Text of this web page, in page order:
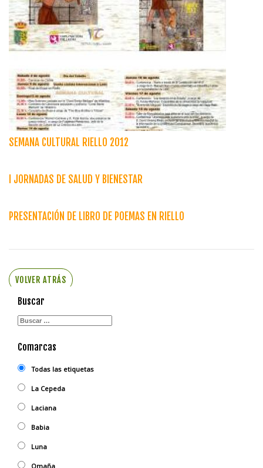
SEMANA CULTURAL RIELLO 2012
I JORNADAS DE SALUD Y BIENESTAR
PRESENTACIÓN DE LIBRO DE POEMAS EN RIELLO
VOLVER ATRÁS
Buscar
Comarcas
Todas las etiquetas
La Cepeda
Laciana
Babia
Luna
Omaña